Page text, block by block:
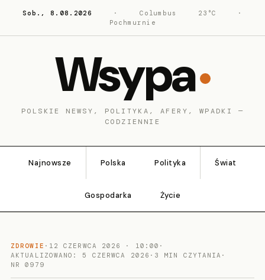
Sob., 8.08.2026 · Columbus 23°C
·
Pochmurnie
Wsypa
POLSKIE NEWSY, POLITYKA, AFERY, WPADKI —
CODZIENNIE
Najnowsze Polska Polityka Świat
Gospodarka Życie
ZDROWIE · 12 CZERWCA 2026 · 10:00 ·
AKTUALIZOWANO: 5 CZERWCA 2026 · 3 MIN CZYTANIA ·
NR 0979